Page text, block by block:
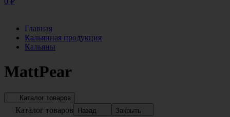
Главная
Кальянная продукция
Кальяны
MattPear
Каталог товаров
Каталог товаров Назад Закрыть